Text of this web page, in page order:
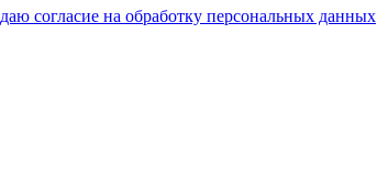
даю согласие на обработку персональных данных